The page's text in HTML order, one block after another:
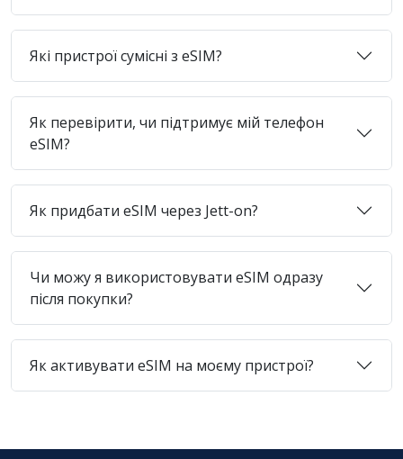
Які пристрої сумісні з eSIM?
Як перевірити, чи підтримує мій телефон
eSIM?
Як придбати eSIM через Jett-on?
Чи можу я використовувати eSIM одразу
після покупки?
Як активувати eSIM на моєму пристрої?